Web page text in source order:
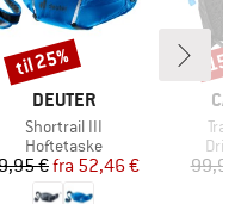
MÆRKE
DEUTER
Artikel
Shortrail III
Produktgruppe
Hoftetaske
Pris
€ Nedsat pris
fra 52,46 €
Rabat
til 25%